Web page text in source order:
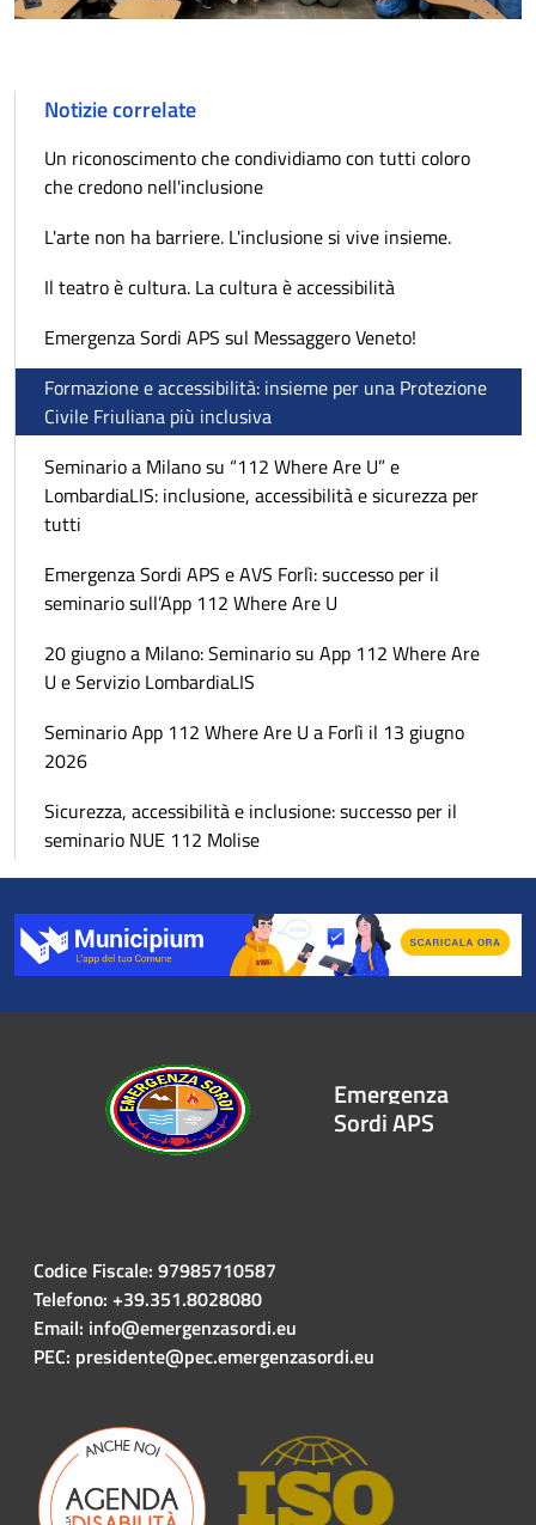
Notizie correlate
Un riconoscimento che condividiamo con tutti coloro
che credono nell'inclusione
L'arte non ha barriere. L'inclusione si vive insieme.
Il teatro è cultura. La cultura è accessibilità
Emergenza Sordi APS sul Messaggero Veneto!
Formazione e accessibilità: insieme per una Protezione
Civile Friuliana più inclusiva
Seminario a Milano su “112 Where Are U” e
LombardiaLIS: inclusione, accessibilità e sicurezza per
tutti
Emergenza Sordi APS e AVS Forlì: successo per il
seminario sull’App 112 Where Are U
20 giugno a Milano: Seminario su App 112 Where Are
U e Servizio LombardiaLIS
Seminario App 112 Where Are U a Forlì il 13 giugno
2026
Sicurezza, accessibilità e inclusione: successo per il
seminario NUE 112 Molise
Emergenza
Sordi APS
Codice Fiscale: 97985710587
Telefono: +39.351.8028080
Email: info@emergenzasordi.eu
PEC: presidente@pec.emergenzasordi.eu